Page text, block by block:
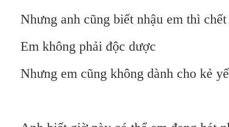
Nhưng anh cũng biết nhậu em thì
Em không phải độc dược
Nhưng em cũng không dành cho kẻ